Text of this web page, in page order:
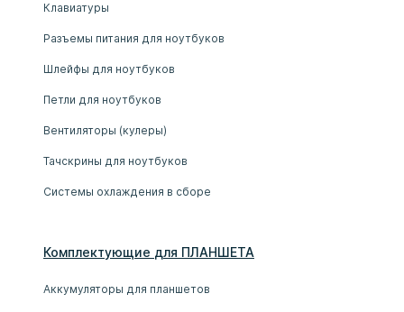
Клавиатуры
Разъемы питания для ноутбуков
Шлейфы для ноутбуков
Петли для ноутбуков
Вентиляторы (кулеры)
Тачскрины для ноутбуков
Системы охлаждения в сборе
Комплектующие для ПЛАНШЕТА
Аккумуляторы для планшетов